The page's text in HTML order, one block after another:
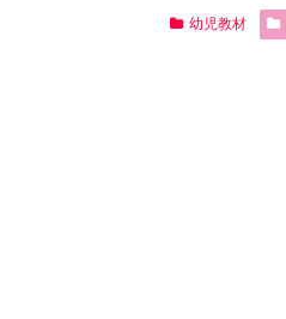
幼児教材